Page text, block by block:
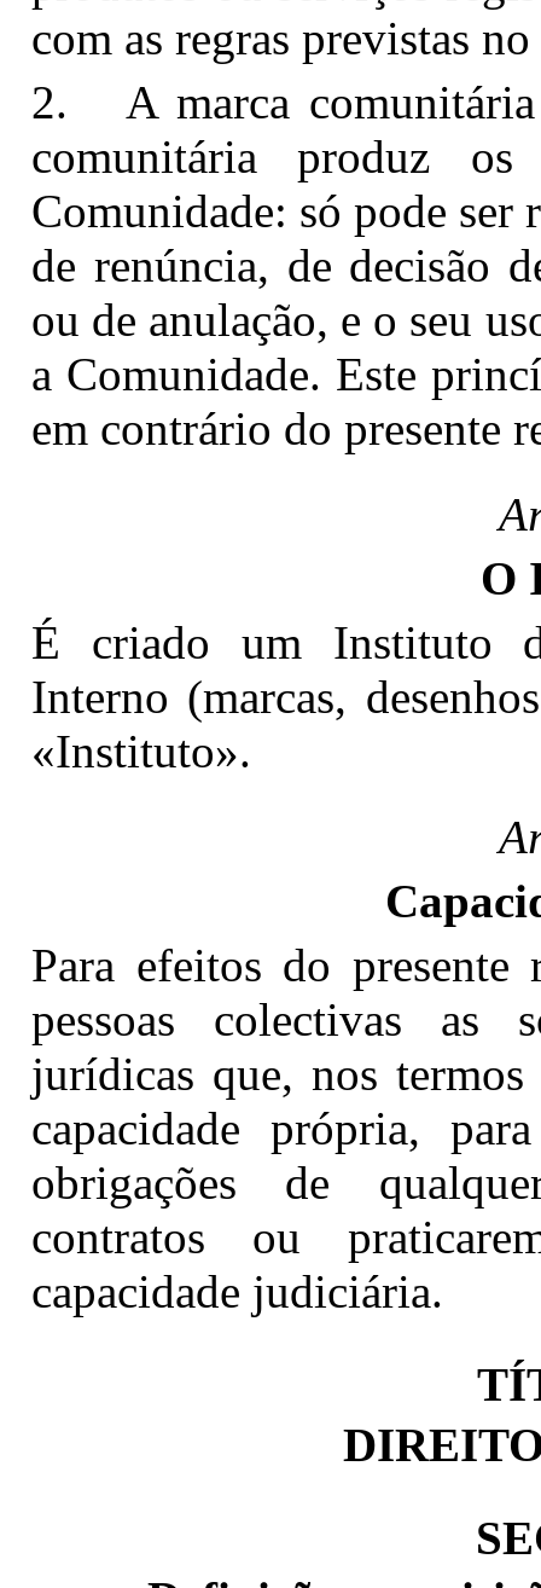
com as regras previstas
2. A marca comunitária
comunitária produz
Comunidade: só pode ser
de renúncia, de decisão
ou de anulação, e o seu
a Comunidade. Este
em contrário do presente
O
É criado um Instituto
Interno (marcas,
«Instituto».
Para efeitos do presente
pessoas colectivas as
jurídicas que, nos
capacidade própria,
obrigações de
contratos ou
capacidade judiciária.